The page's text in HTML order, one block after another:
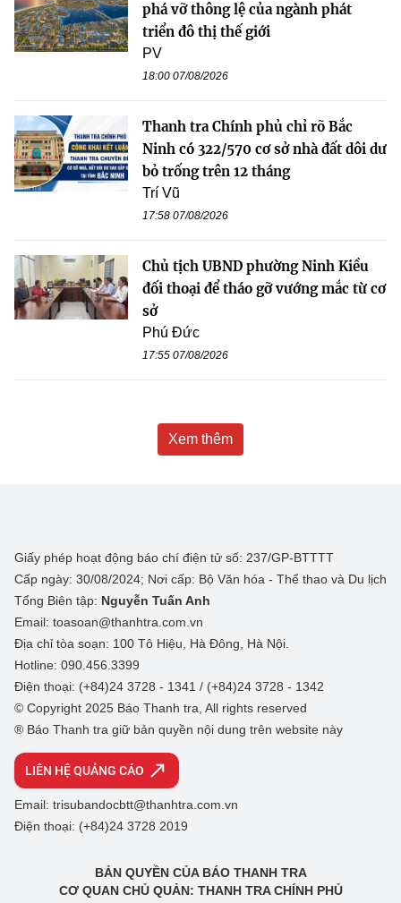
phá vỡ thông lệ của ngành phát
triển đô thị thế giới
PV
18:00 07/08/2026
Thanh tra Chính phủ chỉ rõ Bắc
Ninh có 322/570 cơ sở nhà đất dôi dư
bỏ trống trên 12 tháng
Trí Vũ
17:58 07/08/2026
Chủ tịch UBND phường Ninh Kiều
đối thoại để tháo gỡ vướng mắc từ cơ
sở
Phú Đức
17:55 07/08/2026
Xem thêm
Giấy phép hoạt động báo chí điện tử số: 237/GP-BTTTT
Cấp ngày: 30/08/2024; Nơi cấp: Bộ Văn hóa - Thể thao và Du lịch
Tổng Biên tập: Nguyễn Tuấn Anh
Email: toasoan@thanhtra.com.vn
Địa chỉ tòa soạn: 100 Tô Hiệu, Hà Đông, Hà Nội.
Hotline: 090.456.3399
Điện thoại: (+84)24 3728 - 1341 / (+84)24 3728 - 1342
© Copyright 2025 Báo Thanh tra, All rights reserved
® Báo Thanh tra giữ bản quyền nội dung trên website này
LIÊN HỆ QUẢNG CÁO
Email: trisubandocbtt@thanhtra.com.vn
Điện thoại: (+84)24 3728 2019
BẢN QUYỀN CỦA BÁO THANH TRA
CƠ QUAN CHỦ QUẢN: THANH TRA CHÍNH PHỦ